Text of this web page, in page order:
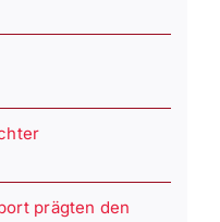
prägten den